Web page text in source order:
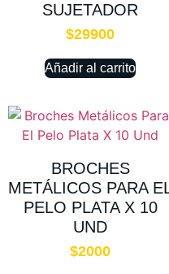
SUJETADOR
$29900
Añadir al carrito
BROCHES
METÁLICOS PARA
PELO PLATA X 10
UND
$2000